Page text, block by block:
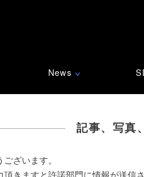
News ∨
記事、写真
ざいます。